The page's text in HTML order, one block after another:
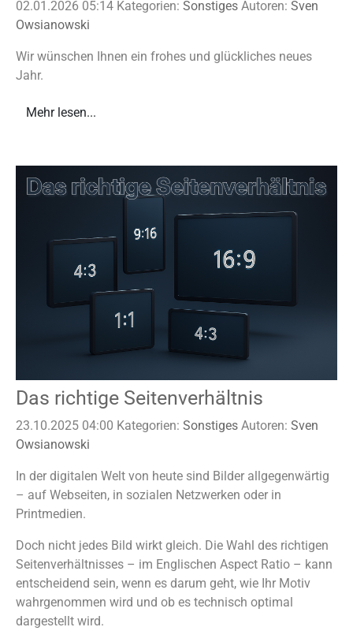
02.01.2026 05:14 Kategorien: Sonstiges Autoren: Sven
Owsianowski
Wir wünschen Ihnen ein frohes und glückliches neues
Jahr.
Mehr lesen...
Das richtige Seitenverhältnis
23.10.2025 04:00 Kategorien: Sonstiges Autoren: Sven
Owsianowski
In der digitalen Welt von heute sind Bilder allgegenwärtig
– auf Webseiten, in sozialen Netzwerken oder in
Printmedien.
Doch nicht jedes Bild wirkt gleich. Die Wahl des richtigen
Seitenverhältnisses – im Englischen Aspect Ratio – kann
entscheidend sein, wenn es darum geht, wie Ihr Motiv
wahrgenommen wird und ob es technisch optimal
dargestellt wird.